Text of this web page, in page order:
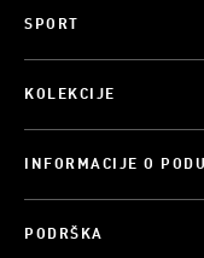
SPORT
KOLEKCIJE
INFORMACIJE O
PODRŠKA